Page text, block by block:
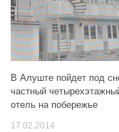
В Алуште пойдет под
частный
отель на побережье
17.02.2014